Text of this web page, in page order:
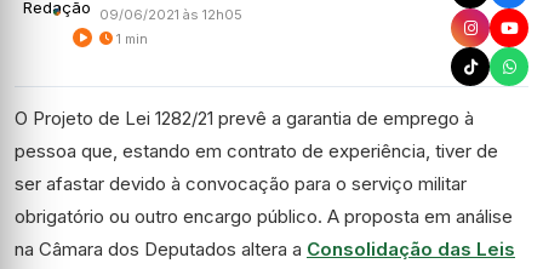
09/06/2021 às 12h05
1 min
O Projeto de Lei 1282/21 prevê a garantia de emprego à
pessoa que, estando em contrato de experiência, tiver de
ser afastar devido à convocação para o serviço militar
obrigatório ou outro encargo público. A proposta em análise
na Câmara dos Deputados altera a Consolidação das Leis